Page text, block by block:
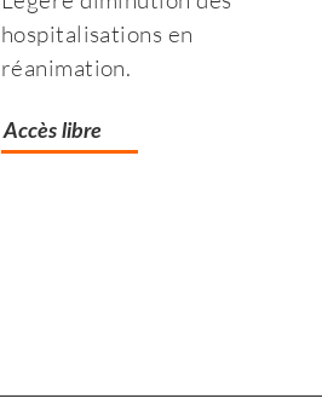
l’Insee,
le
hospitalisations en
réanimation.
Accès libre